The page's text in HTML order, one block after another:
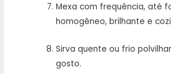
Mexa com frequência, até
homogêneo, brilhante e
Sirva quente ou frio
gosto.